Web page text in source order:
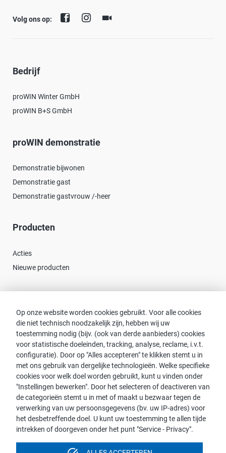
Op onze website worden cookies gebruikt. Voor alle cookies
die niet technisch noodzakelijk zijn, hebben wij uw
toestemming nodig (bijv. (ook van derde aanbieders) cookies
voor statistische doeleinden, tracking, analyse, reclame, i.v.t.
configuratie). Door op "Alles accepteren" te klikken stemt u in
met ons gebruik van dergelijke technologieën. Welke specifieke
cookies voor welk doel worden gebruikt, kunt u vinden onder
"Instellingen bewerken". Door het selecteren of deactiveren van
de categorieën stemt u in met of maakt u bezwaar tegen de
verwerking van uw persoonsgegevens (bv. uw IP-adres) voor
het desbetreffende doel. U kunt uw toestemming te allen tijde
intrekken of doorgeven onder het punt "Service - Privacy".
Volg ons op:
Bedrijf
proWIN Winter GmbH
proWIN B+S GmbH
proWIN demonstratie
Demonstratie bijwonen
Demonstratie gast
Demonstratie gastvrouw /-heer
Producten
Acties
Nieuwe producten
Consulent zoeken
Contact met proWIN
Service-FAQ
Opmerking:
Voor de leesbaarheid wordt de mannelijke vorm gebruikt. Dit
impliceert echter geen discriminatie, maar dient in het kader van
de taalkundige vereenvoudiging als genderneutraal beschouwd